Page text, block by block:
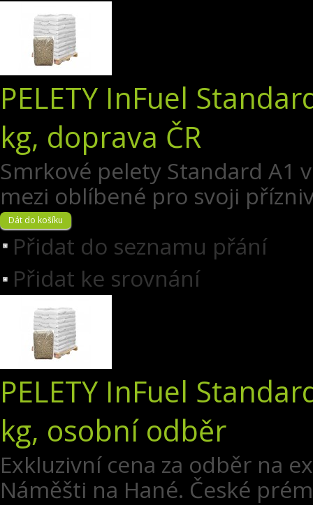
PELETY InFuel
kg, doprava ČR
​Smrkové pelety Standard A1
mezi oblíbené pro svoji
Přidat do seznamu přání
Přidat ke srovnání
PELETY InFuel
kg, osobní odběr
Exkluzivní cena za odběr na
Náměšti na Hané. České